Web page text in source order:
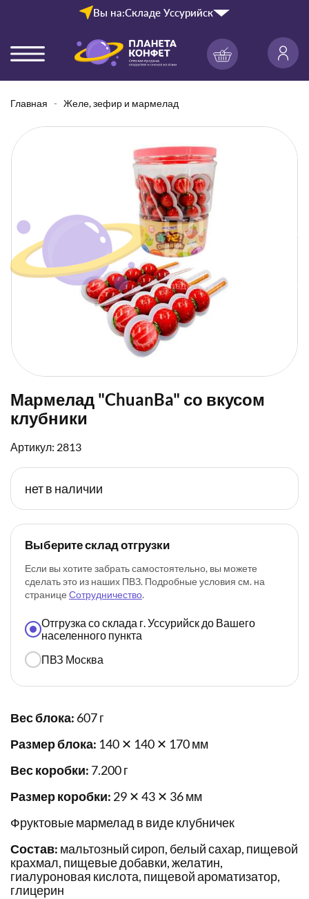
Вы на:Складе Уссурийск
Главная Желе, зефир и мармелад
Мармелад "ChuanBa" со вкусом
клубники
Артикул: 2813
нет в наличии
Выберите склад отгрузки
Если вы хотите забрать самостоятельно, вы можете
сделать это из наших ПВЗ. Подробные условия см. на
странице Сотрудничество.
Отгрузка со склада г. Уссурийск до Вашего
населенного пункта
ПВЗ Москва
Вес блока: 607 г
Размер блока: 140 ✕ 140 ✕ 170 мм
Вес коробки: 7.200 г
Размер коробки: 29 ✕ 43 ✕ 36 мм
Фруктовые мармелад в виде клубничек
Состав: мальтозный сироп, белый сахар, пищевой
крахмал, пищевые добавки, желатин,
гиалуроновая кислота, пищевой ароматизатор,
глицерин